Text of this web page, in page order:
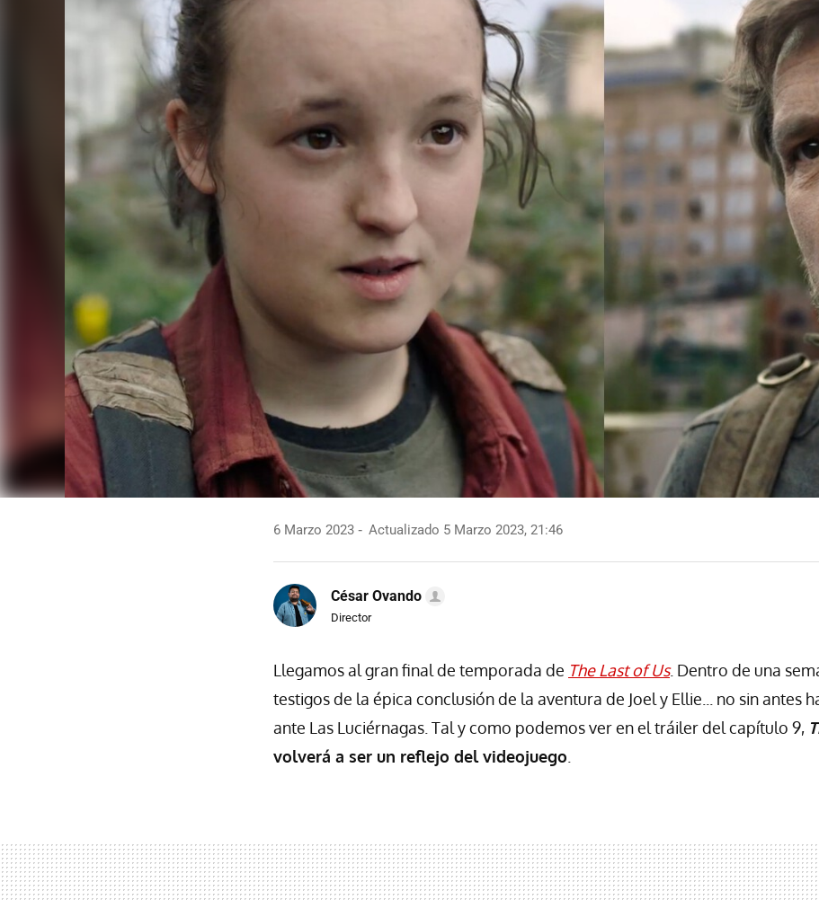
6 Marzo 2023 Actualizado 5 Marzo 2023, 21:46
César Ovando
Director
Llegamos al gran final de temporada de The Last of Us. Dentro de una
testigos de la épica conclusión de la aventura de Joel y Ellie... no sin antes
ante Las Luciérnagas. Tal y como podemos ver en el tráiler del capítulo 9,
volverá a ser un reflejo del videojuego